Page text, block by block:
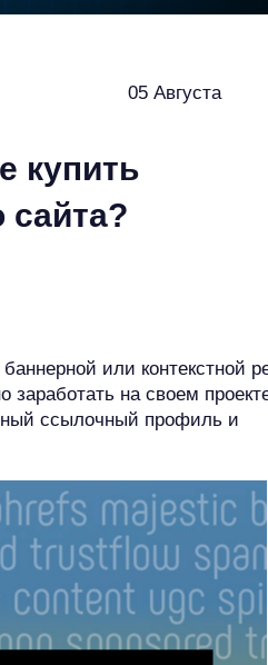
05 Августа
купить
или контекстной
на своем
ссылочный профиль и